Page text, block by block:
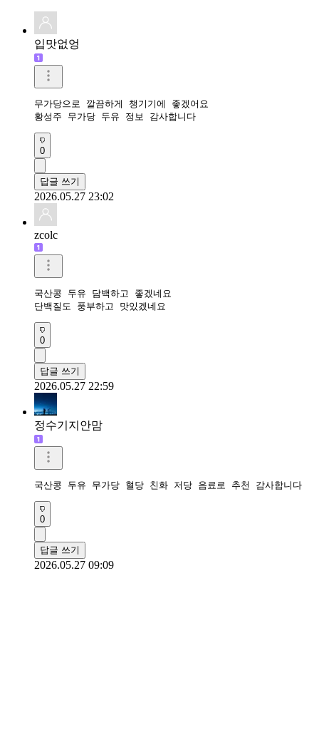
입맛없엉
무가당으로 깔끔하게 챙기기에 좋겠어요
황성주 무가당 두유 정보 감사합니다
0
답글 쓰기
2026.05.27 23:02
zcolc
국산콩 두유 담백하고 좋겠네요
단백질도 풍부하고 맛있겠네요
0
답글 쓰기
2026.05.27 22:59
정수기지안맘
국산콩 두유 무가당 혈당 친화 저당 음료로 추천 감사합니다
0
답글 쓰기
2026.05.27 09:09